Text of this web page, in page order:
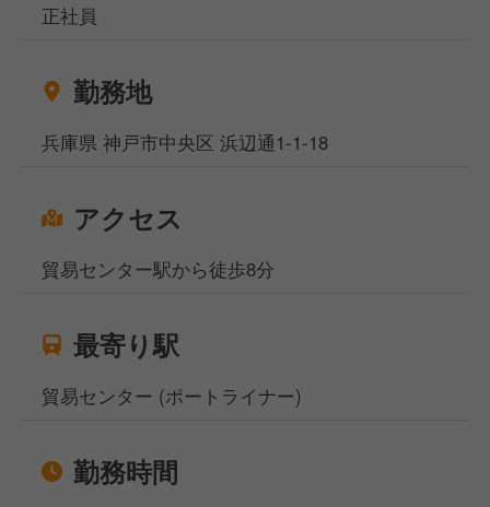
正社員
勤務地
兵庫県 神戸市中央区 浜辺通1-1-18
アクセス
貿易センター駅から徒歩8分
最寄り駅
貿易センター (ポートライナー)
勤務時間